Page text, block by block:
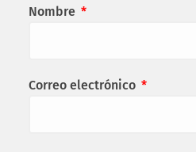
Nombre *
Correo electrónico *